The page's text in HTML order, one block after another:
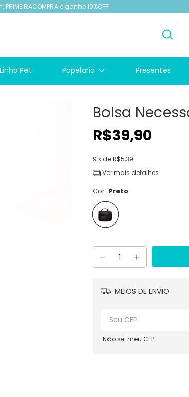
e ganhe 10%OFF
Linha Pet Papelaria Presentes
Bolsa
R$39,90
9 x deR$5,39
Ver mais detalhes
Cor: Preto
MEIOS DE ENVIO
Não sei meu CEP